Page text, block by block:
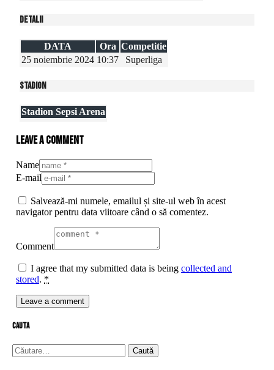
Detalii
DATA Ora Competitie
25 noiembrie 2024 10:37 Superliga
Stadion
Stadion Sepsi Arena
Leave a comment
Name
E-mail
Salvează-mi numele, emailul și site-ul web în acest
navigator pentru data viitoare când o să comentez.
Comment
I agree that my submitted data is being collected and
stored. *
cauta
Caută
după: